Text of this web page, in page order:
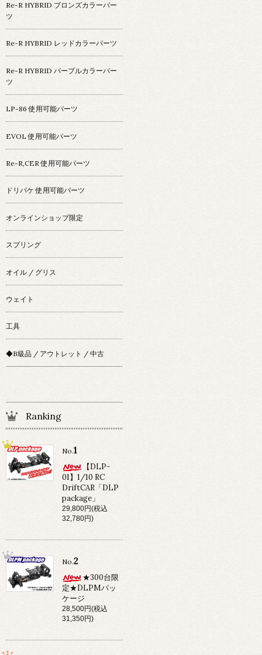
Re-R HYBRID ブロンズカラーパー
ツ
Re-R HYBRID レッドカラーパーツ
Re-R HYBRID パープルカラーパー
ツ
LP-86 使用可能パーツ
EVOL 使用可能パーツ
Re-R,CER 使用可能パーツ
ドリパケ 使用可能パーツ
オンラインショップ限定
スプリング
オイル / グリス
ウェイト
工具
◆B級品 / アウトレット / 中古
Ranking
No.1
【DLP-
01】1/10 RC
DriftCAR「DLP
package」
29,800円(税込
32,780円)
No.2
★300台限
定★DLPMパッ
ケージ
28,500円(税込
31,350円)